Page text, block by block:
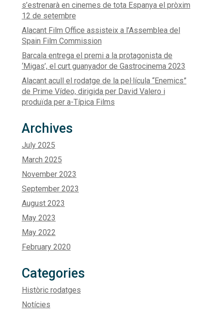
s’estrenarà en cinemes de tota Espanya el pròxim
12 de setembre
Alacant Film Office assisteix a l’Assemblea del
Spain Film Commission
Barcala entrega el premi a la protagonista de
‘Migas’, el curt guanyador de Gastrocinema 2023
Alacant acull el rodatge de la pel·lícula “Enemics”
de Prime Vídeo, dirigida per David Valero i
produïda per a-Típica Films
Archives
July 2025
March 2025
November 2023
September 2023
August 2023
May 2023
May 2022
February 2020
Categories
Històric rodatges
Notícies